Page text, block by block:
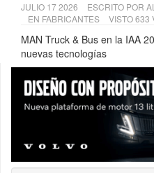
JULIO 17 2026 ESCRITO POR
EN FABRICANTES VISTO 633
MAN Truck & Bus en la IAA
nuevas tecnologías